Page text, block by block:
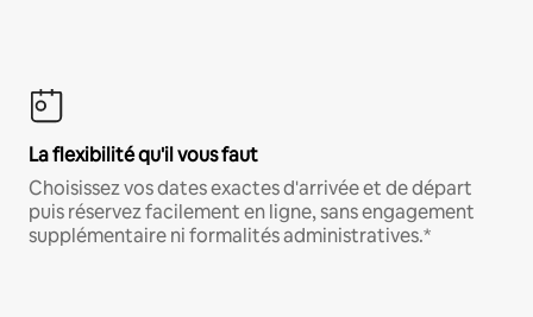
La flexibilité qu'il vous faut
Choisissez vos dates exactes d'arrivée et de départ
puis réservez facilement en ligne, sans engagement
supplémentaire ni formalités administratives.*